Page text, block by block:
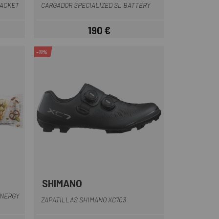
CARGADOR SPECIALIZED SL BATTERY
Precio
190 €
-11%
SHIMANO
ZAPATILLAS SHIMANO XC703